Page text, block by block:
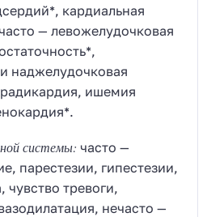
кардиальная
— левожелудочковая
наджелудочковая
ишемия
системы: часто —
парестезии, гипестезии,
чувство тревоги,
нечасто —